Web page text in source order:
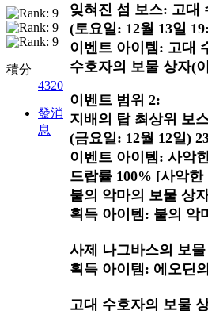
積分
4320
發消
息
잊혀진 섬 보스: 고대
(토요일: 12월 13일
이벤트 아이템: 고대
수호자의 보물 상자(
이벤트 범위 2:
지배의 탑 최상위 보
(금요일: 12월 12일)
이벤트 아이템: 사악
드랍률 100% [사악한
불의 악마의 보물 상
획득 아이템: 불의 악
사제 나그바스의 보
획득 아이템: 에오딘
고대 수호자의 보물